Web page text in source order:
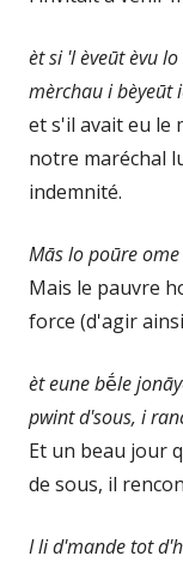
èt si 'l èveūt èvu
mèrchau i bèyeūt
et s'il avait eu le
notre maréchal
indemnité.
Mās lo poūre
Mais le pauvre
force (d'agir
èt eune bḗle
pwint d'sous, i
Et un beau jour
de sous, il
I li d'mande tot